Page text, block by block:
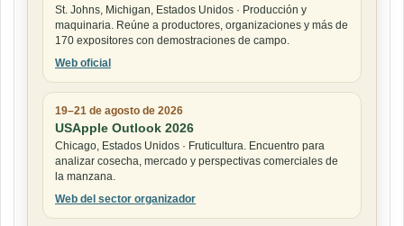
St. Johns, Michigan, Estados Unidos · Producción y
maquinaria. Reúne a productores, organizaciones y más de
170 expositores con demostraciones de campo.
Web oficial
19–21 de agosto de 2026
USApple Outlook 2026
Chicago, Estados Unidos · Fruticultura. Encuentro para
analizar cosecha, mercado y perspectivas comerciales de
la manzana.
Web del sector organizador